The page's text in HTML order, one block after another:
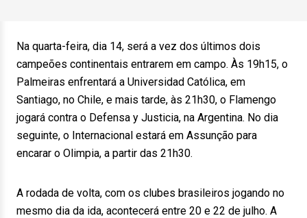
Na quarta-feira, dia 14, será a vez dos últimos dois
campeões continentais entrarem em campo. Às 19h15, o
Palmeiras enfrentará a Universidad Católica, em
Santiago, no Chile, e mais tarde, às 21h30, o Flamengo
jogará contra o Defensa y Justicia, na Argentina. No dia
seguinte, o Internacional estará em Assunção para
encarar o Olimpia, a partir das 21h30.
A rodada de volta, com os clubes brasileiros jogando no
mesmo dia da ida, acontecerá entre 20 e 22 de julho. A